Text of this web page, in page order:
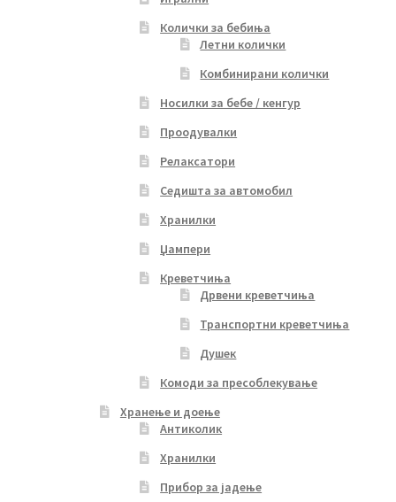
Колички за бебиња
Летни колички
Комбинирани колички
Носилки за бебе / кенгур
Проодувалки
Релаксатори
Седишта за автомобил
Хранилки
Џампери
Креветчиња
Дрвени креветчиња
Транспортни креветчиња
Душек
Комоди за пресоблекување
Хранење и доење
Антиколик
Хранилки
Прибор за јадење